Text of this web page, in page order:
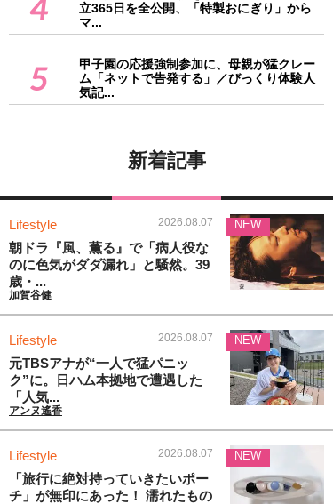
4
立365日を全公開、「特製おにぎり」から
マ...
5
甲子園の応援強制参加に、母親が猛クレー
ム「ネットで告発する」／びっくり体験人
気記...
新着記事
Lifestyle 2026.08.07
朝ドラ『風、薫る』で「病人役な
のに色気がダダ漏れ」と騒然。39
歳・...
加賀谷健
NEW
Lifestyle 2026.08.07
元TBSアナが“一人で猛パニッ
ク”に。日ハム本拠地で遭遇した
「人気...
アンヌ遙香
NEW
Lifestyle 2026.08.07
「旅行に絶対持っていきたいポー
チ」が無印にあった！ 濡れたもの
NEW